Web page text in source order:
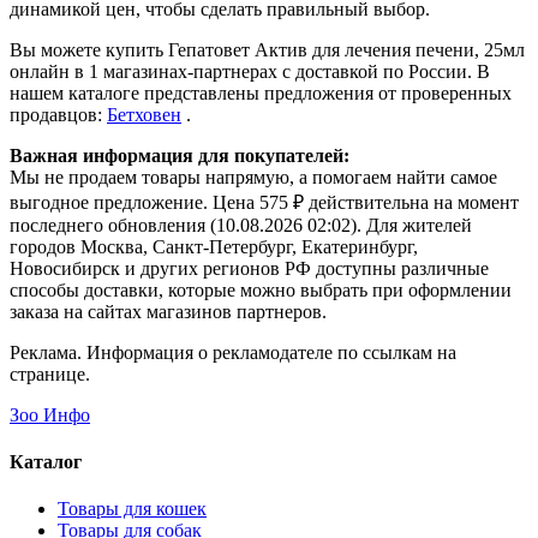
динамикой цен, чтобы сделать правильный выбор.
Вы можете купить Гепатовет Актив для лечения печени, 25мл
онлайн в 1 магазинах-партнерах с доставкой по России. В
нашем каталоге представлены предложения от проверенных
продавцов: Бетховен .
Важная информация для покупателей:
Мы не продаем товары напрямую, а помогаем найти самое
выгодное предложение. Цена 575 ₽ действительна на момент
последнего обновления (10.08.2026 02:02). Для жителей
городов Москва, Санкт-Петербург, Екатеринбург,
Новосибирск и других регионов РФ доступны различные
способы доставки, которые можно выбрать при оформлении
заказа на сайтах магазинов партнеров.
Реклама. Информация о рекламодателе по ссылкам на
странице.
Зоо Инфо
Каталог
Товары для кошек
Товары для собак